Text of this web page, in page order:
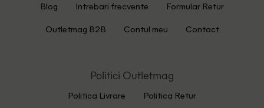
Blog Intrebari frecvente Formular Retur
Outletmag B2B Contul meu Contact
Politici Outletmag
Politica Livrare Politica Retur